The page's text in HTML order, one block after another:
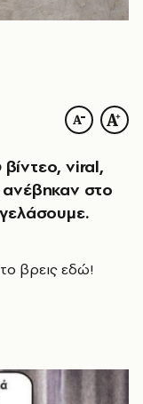
βίντεο, viral,
στο
βρεις εδώ!